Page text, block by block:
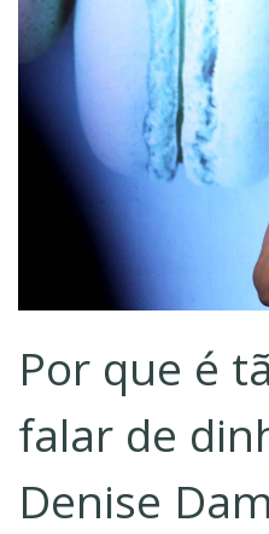
Por que é
falar de
Denise